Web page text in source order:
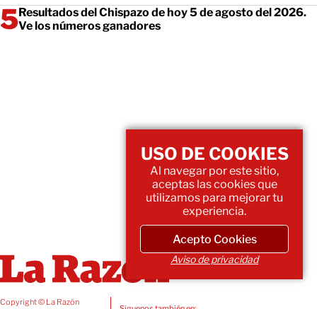
Resultados del Chispazo de hoy 5 de agosto del 2026.
Ve los números ganadores
Copyright © La Razón
USO DE COOKIES
Al navegar por este sitio,
aceptas las cookies que
utilizamos para mejorar tu
experiencia.
Acepto Cookies
Aviso de privacidad